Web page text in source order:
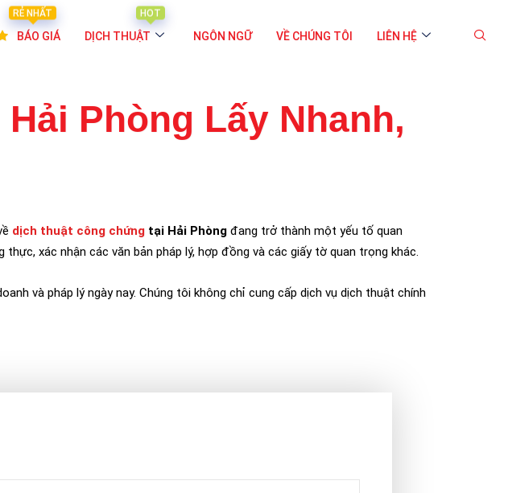
RẺ NHẤT
BÁO GIÁ
HOT
DỊCH THUẬT NGÔN NGỮ VỀ CHÚNG TÔI LIÊN HỆ
Phòng Lấy Nhanh,
dịch thuật công chứng tại Hải Phòng đang trở thành một yếu tố quan
xác nhận các văn bản pháp lý, hợp đồng và các giấy tờ quan trọng khác.
và pháp lý ngày nay. Chúng tôi không chỉ cung cấp dịch vụ dịch thuật chính